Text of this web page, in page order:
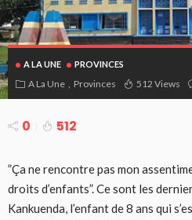
A LA UNE PROVINCES
A La Une Provinces 512 Views
0 512
”Ça ne rencontre pas mon
droits d’enfants”. Ce sont les
Kankuenda, l’enfant de 8 ans qui